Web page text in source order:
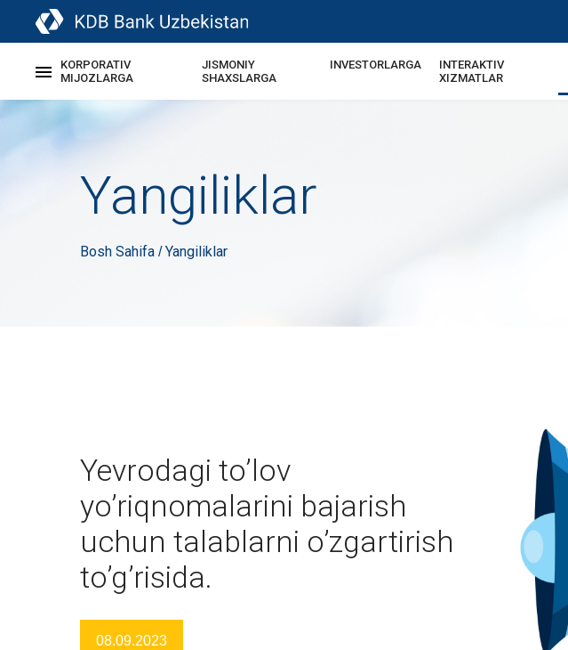
KORPORATIV
MIJOZLARGA
JISMONIY
SHAXSLARGA
INVESTORLARGA
INTERAKTIV
XIZMATLAR
Yangiliklar
Bosh Sahifa /Yangiliklar
Yevrodagi to’lov
yo’riqnomalarini bajarish
uchun talablarni o’zgartirish
to’g’risida.
08.09.2023